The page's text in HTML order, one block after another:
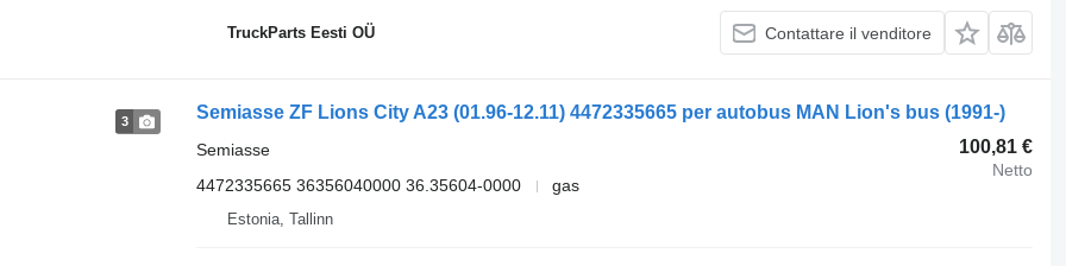
TruckParts Eesti OÜ Contattare il venditore
3
Semiasse ZF Lions City A23 (01.96-12.11) 4472335665 per autobus MAN Lion's bus (1991-)
100,81 €
Netto
Semiasse
4472335665 36356040000 36.35604-0000
gas
Estonia, Tallinn